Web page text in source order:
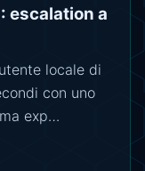
escalation a
locale di
con uno
exp…